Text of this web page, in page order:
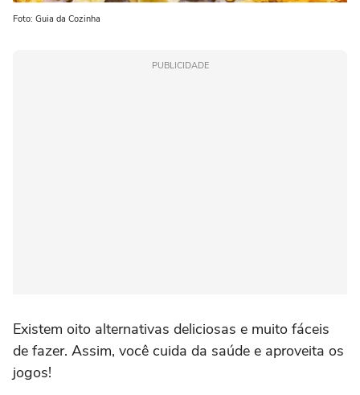
Foto: Guia da Cozinha
PUBLICIDADE
Existem oito alternativas deliciosas e muito fáceis
de fazer. Assim, você cuida da saúde e aproveita os
jogos!